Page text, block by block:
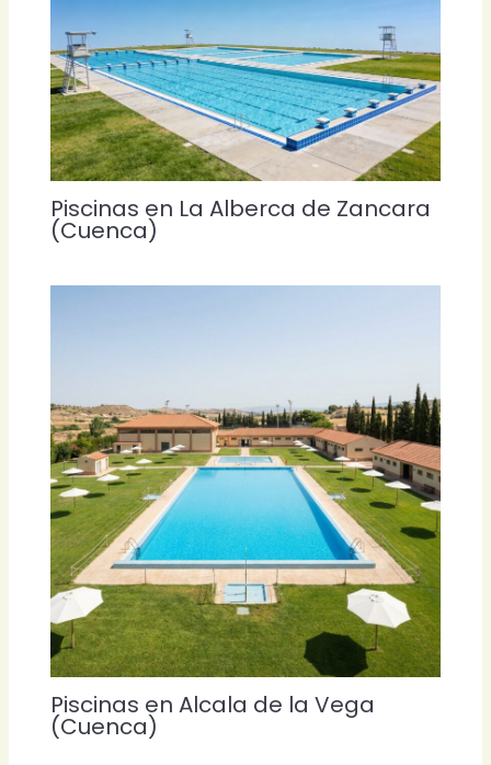
Piscinas en La Alberca de Zancara
(Cuenca)
Piscinas en Alcala de la Vega
(Cuenca)